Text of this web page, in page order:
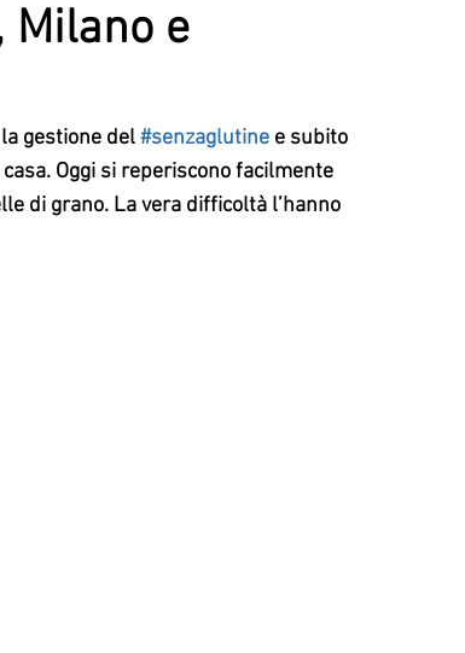
Milano e
gestione del #senzaglutine e subito
Oggi si reperiscono facilmente
di grano. La vera difficoltà l’hanno